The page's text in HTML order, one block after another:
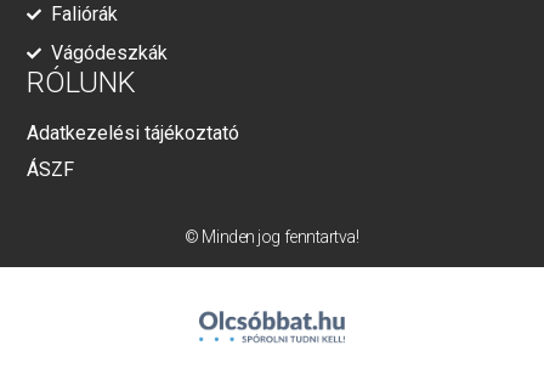
Faliórák
Vágódeszkák
RÓLUNK
Adatkezelési tájékoztató
ÁSZF
© Minden jog fenntartva!